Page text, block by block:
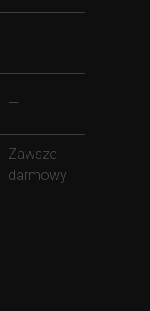
—
—
Zawsze
darmowy